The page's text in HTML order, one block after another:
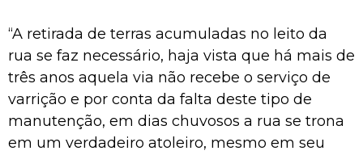
“A retirada de terras acumuladas no leito da
rua se faz necessário, haja vista que há mais de
três anos aquela via não recebe o serviço de
varrição e por conta da falta deste tipo de
manutenção, em dias chuvosos a rua se trona
em um verdadeiro atoleiro, mesmo em seu